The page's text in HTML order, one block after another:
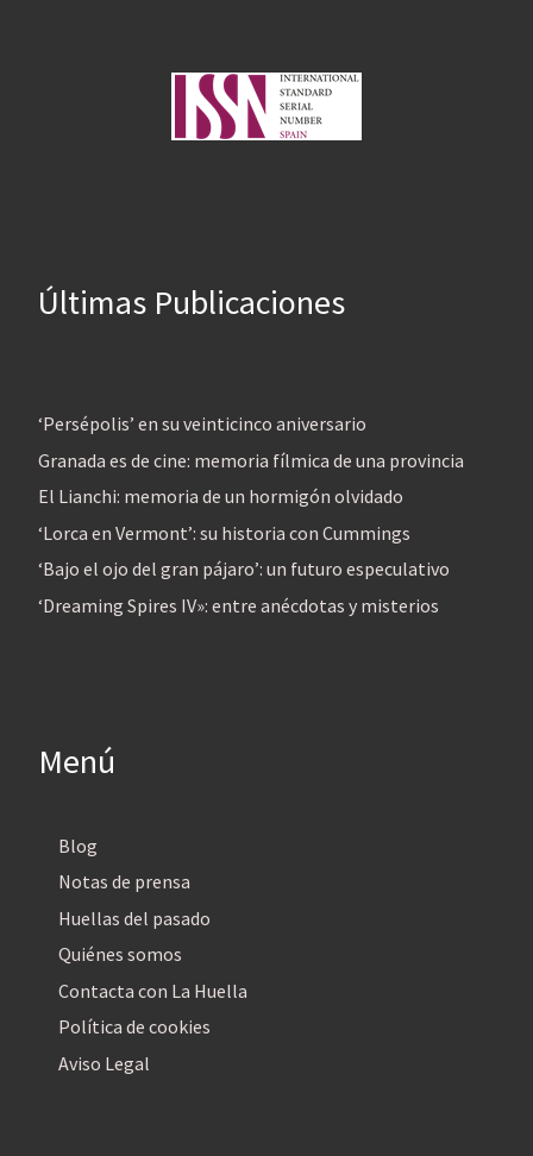
Últimas Publicaciones
‘Persépolis’ en su veinticinco aniversario
Granada es de cine: memoria fílmica de una provincia
El Lianchi: memoria de un hormigón olvidado
‘Lorca en Vermont’: su historia con Cummings
‘Bajo el ojo del gran pájaro’: un futuro especulativo
‘Dreaming Spires IV»: entre anécdotas y misterios
Menú
Blog
Notas de prensa
Huellas del pasado
Quiénes somos
Contacta con La Huella
Política de cookies
Aviso Legal